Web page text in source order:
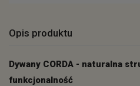
Opis produktu
Dywany CORDA - naturalna
funkcjonalność